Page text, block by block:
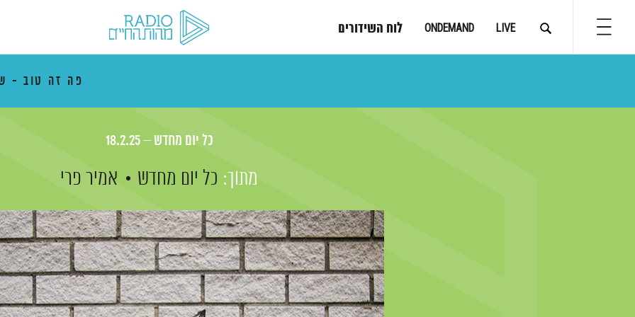
LIVE
ONDEMAND לוח השידורים
פה זה טוב -
כל יום מחדש – 18.2.25
מתוך: כל יום מחדש אמיר פרי